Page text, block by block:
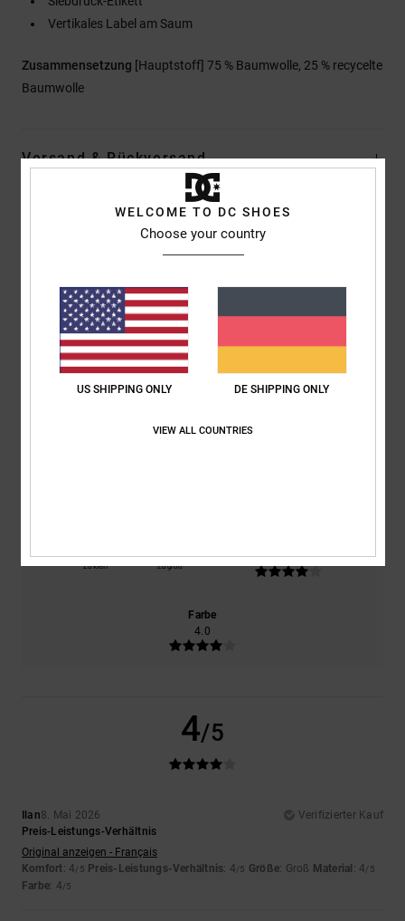
Vertikales Label am Saum
Zusammensetzung [Hauptstoff] 75 % Baumwolle, 25 % recycelte
Baumwolle
Versand & Rückversand
Kundenbewertungen
Durchschnittliche Bewertung
4.0/5
Zu klein Zu groß
4.0
Farbe
4.0
4/5
Ilan8. Mai 2026
Verifizierter Kauf
Preis-Leistungs-Verhältnis
Original anzeigen - Français
Komfort: 4/5 Preis-Leistungs-Verhältnis: 4/5 Größe: Groß Material : 4/5
Farbe: 4/5
WELCOME TO DC SHOES
Choose your country
US SHIPPING ONLY DE SHIPPING ONLY
VIEW ALL COUNTRIES